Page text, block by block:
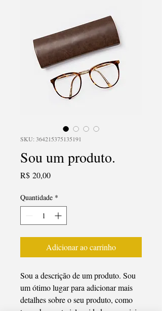
SKU: 364215375135191
Sou um produto.
R$ 20,00Preço
Quantidade *
Adicionar ao carrinho
Sou a descrição de um produto. Sou
um ótimo lugar para adicionar mais
detalhes sobre o seu produto, como